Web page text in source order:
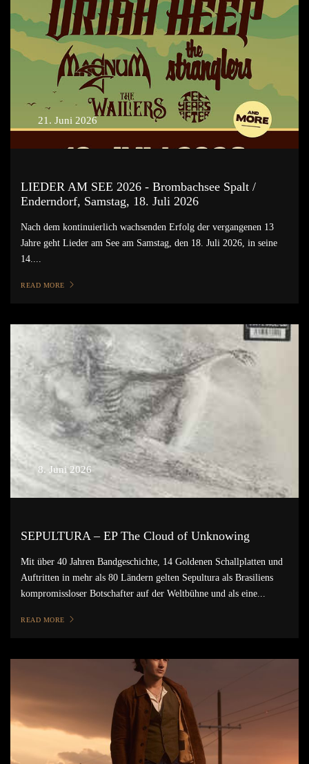
21. Juni 2026
LIEDER AM SEE 2026 - Brombachsee Spalt /
Enderndorf, Samstag, 18. Juli 2026
Nach dem kontinuierlich wachsenden Erfolg der vergangenen 13
Jahre geht Lieder am See am Samstag, den 18. Juli 2026, in seine
14....
READ MORE
8. Juni 2026
SEPULTURA – EP The Cloud of Unknowing
Mit über 40 Jahren Bandgeschichte, 14 Goldenen Schallplatten und
Auftritten in mehr als 80 Ländern gelten Sepultura als Brasiliens
kompromissloser Botschafter auf der Weltbühne und als eine...
READ MORE